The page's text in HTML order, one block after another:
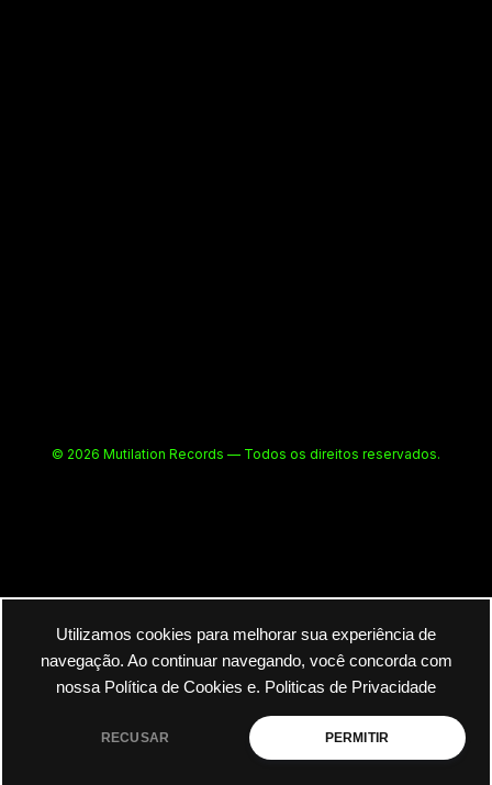
Utilizamos cookies para melhorar sua experiência de
navegação. Ao continuar navegando, você concorda com
nossa Política de Cookies e. Politicas de Privacidade
RECUSAR PERMITIR
© 2026 Mutilation Records — Todos os direitos reservados.